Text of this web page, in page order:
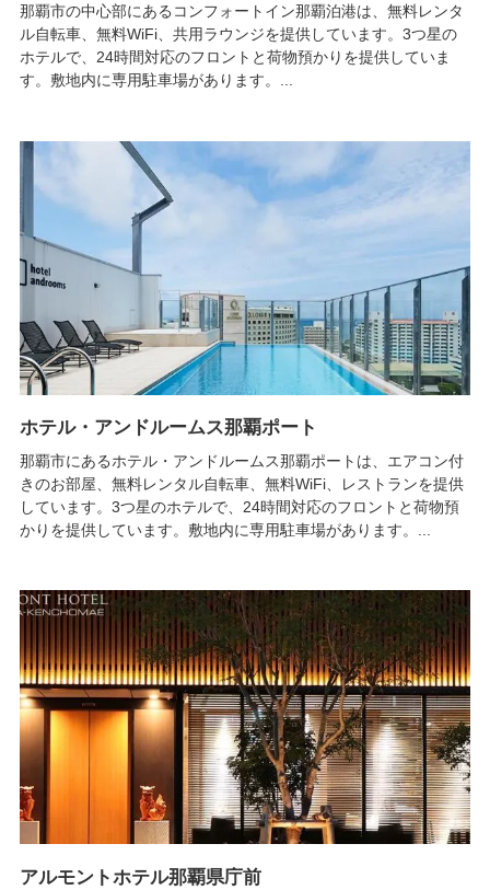
那覇市の中心部にあるコンフォートイン那覇泊港は、無料レンタ
ル自転車、無料WiFi、共用ラウンジを提供しています。3つ星の
ホテルで、24時間対応のフロントと荷物預かりを提供していま
す。敷地内に専用駐車場があります。...
ホテル・アンドルームス那覇ポート
那覇市にあるホテル・アンドルームス那覇ポートは、エアコン付
きのお部屋、無料レンタル自転車、無料WiFi、レストランを提供
しています。3つ星のホテルで、24時間対応のフロントと荷物預
かりを提供しています。敷地内に専用駐車場があります。...
アルモントホテル那覇県庁前